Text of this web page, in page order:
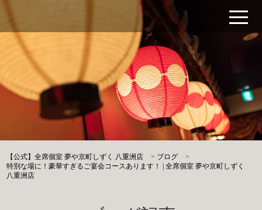
【公式】全席個室 夢や京町しずく 八重洲店 > ブログ
>
特別な場に！豪華すぎるご宴会コースあります！ | 全席個室 夢や京町しずく
八重洲店